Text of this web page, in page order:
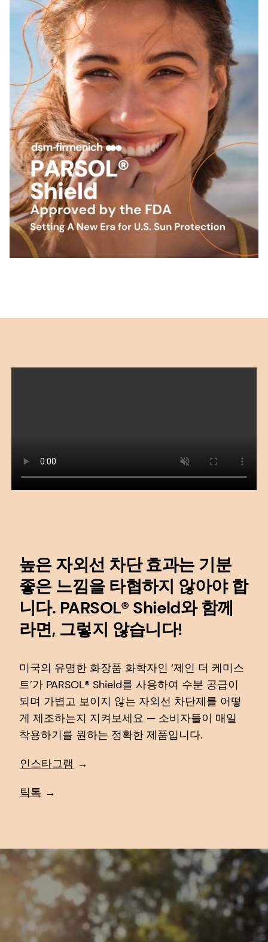
높은 자외선 차단 효과는 기분
좋은 느낌을 타협하지 않아야 합
니다. PARSOL® Shield와 함께
라면, 그렇지 않습니다!
미국의 유명한 화장품 화학자인 ‘제인 더 케미스
트’가 PARSOL® Shield를 사용하여 수분 공급이
되며 가볍고 보이지 않는 자외선 차단제를 어떻
게 제조하는지 지켜보세요 — 소비자들이 매일
착용하기를 원하는 정확한 제품입니다.
인스타그램 →
틱톡 →